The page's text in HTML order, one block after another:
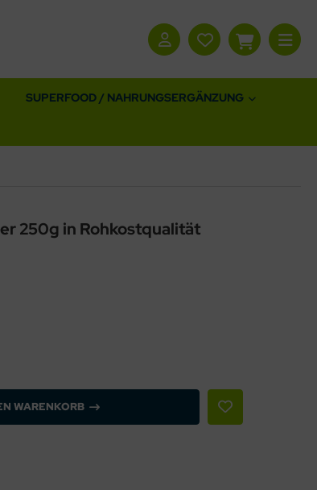
SUPERFOOD / NAHRUNGSERGÄNZUNG
250g in Rohkostqualität
WARENKORB